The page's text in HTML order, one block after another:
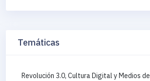
Temáticas
Revolución 3.0, Cultura Digital y Medios de